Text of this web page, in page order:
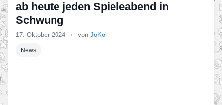
ab heute jeden Spieleabend in
Schwung
17. Oktober 2024 • von JoKo
News